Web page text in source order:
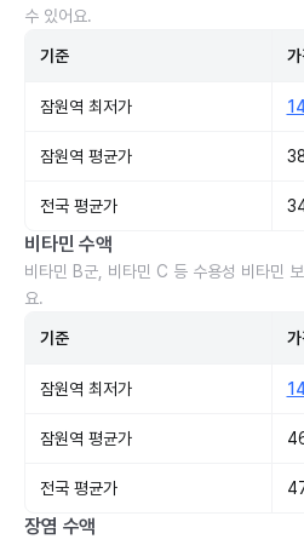
수 있어요.
기준
잠원역 최저가
잠원역 평균가
전국 평균가
비타민 수액
비타민 B군, 비타민 C 등 수용성 비타민
요.
기준
잠원역 최저가
잠원역 평균가
전국 평균가
장염 수액